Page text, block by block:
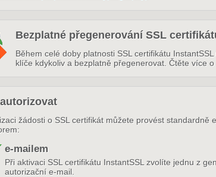
Bezplatné přegenerování SSL
Během celé doby platnosti SSL certifikátu
klíče kdykoliv a bezplatně přegenerovat. Čtěte více o
žádosti o SSL certifikát můžete provést
e-mailem
Při aktivaci SSL certifikátu InstantSSL zvolíte jednu z
autorizační e-mail.